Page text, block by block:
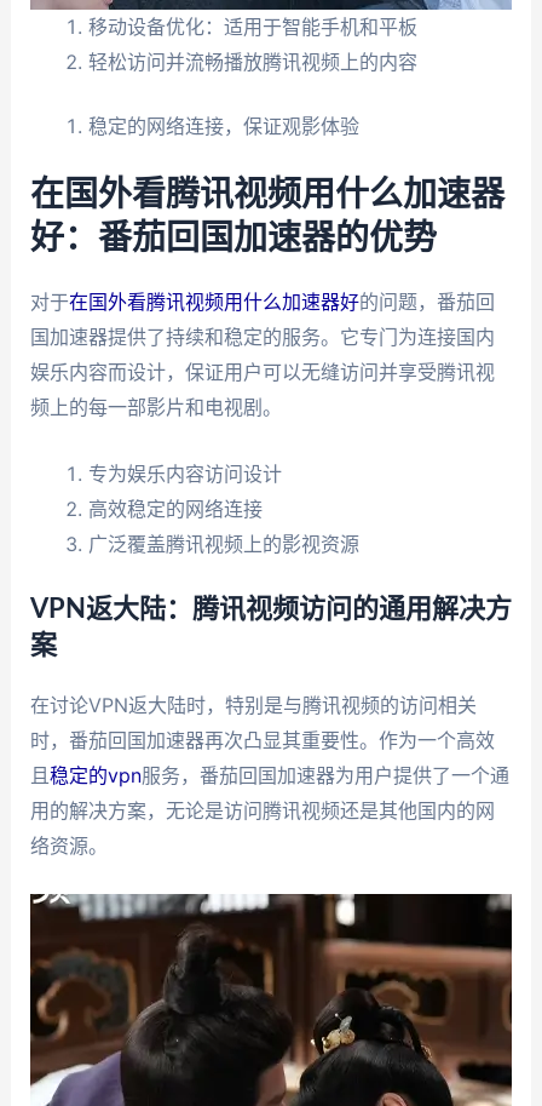
移动设备优化：适用于智能手机和平板
轻松访问并流畅播放腾讯视频上的内容
稳定的网络连接，保证观影体验
在国外看腾讯视频用什么加速器
好：番茄回国加速器的优势
对于在国外看腾讯视频用什么加速器好的问题，番茄回
国加速器提供了持续和稳定的服务。它专门为连接国内
娱乐内容而设计，保证用户可以无缝访问并享受腾讯视
频上的每一部影片和电视剧。
专为娱乐内容访问设计
高效稳定的网络连接
广泛覆盖腾讯视频上的影视资源
VPN返大陆：腾讯视频访问的通用解决方
案
在讨论VPN返大陆时，特别是与腾讯视频的访问相关
时，番茄回国加速器再次凸显其重要性。作为一个高效
且稳定的vpn服务，番茄回国加速器为用户提供了一个通
用的解决方案，无论是访问腾讯视频还是其他国内的网
络资源。